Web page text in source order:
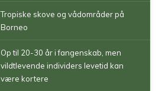
Tropiske skove og vådområder på
Borneo
Op til 20-30 år i fangenskab, men
vildtlevende individers levetid kan
være kortere